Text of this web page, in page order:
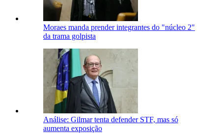
Moraes manda prender integrantes do "núcleo 2"
da trama golpista
Análise: Gilmar tenta defender STF, mas só
aumenta exposição